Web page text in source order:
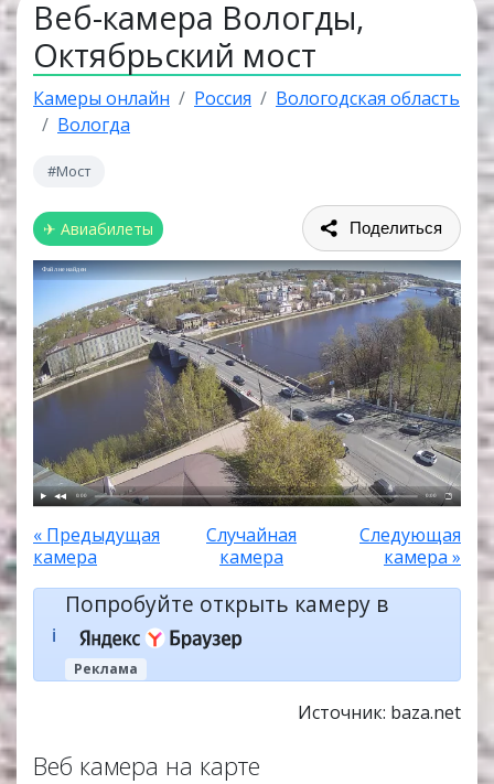
Веб-камера Вологды,
Октябрьский мост
Камеры онлайн Россия
Вологодская область
Вологда
#Мост
✈ Авиабилеты Поделиться
Файл не найден
0:00 0:00
« Предыдущая
камера
Случайная
камера
Следующая
камера »
ℹ️
Попробуйте открыть камеру в
Реклама
Источник: baza.net
Веб камера на карте